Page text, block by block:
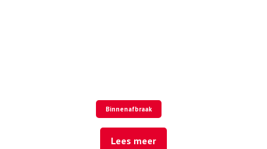
Binnenafbraak
Lees meer